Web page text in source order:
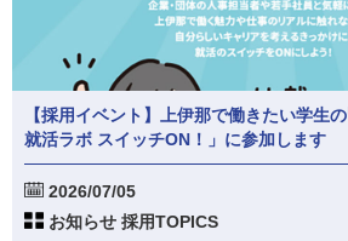
【採用イベント】上伊那で働きたい学生
就活ラボ スイッチON！」に参加します
2026/07/05
お知らせ 採用TOPICS